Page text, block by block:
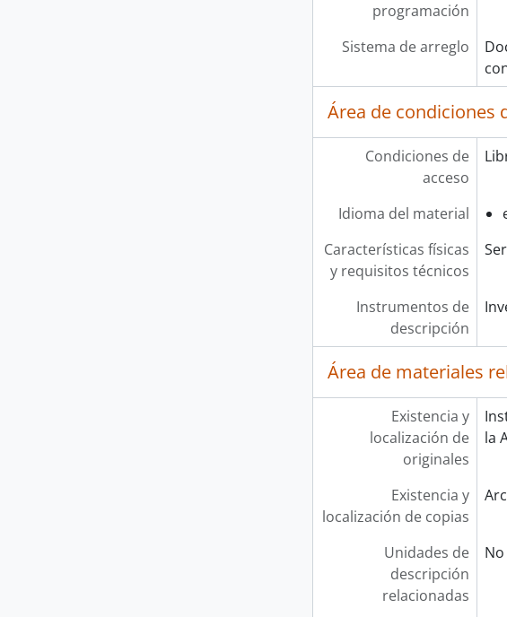
programación
Sistema de arreglo
Área de condiciones
Condiciones de
acceso
Idioma del material
Características físicas
y requisitos técnicos
Instrumentos de
descripción
Área de materiales
Existencia y
localización de
originales
la
Existencia y
localización de copias
Unidades de
descripción
relacionadas